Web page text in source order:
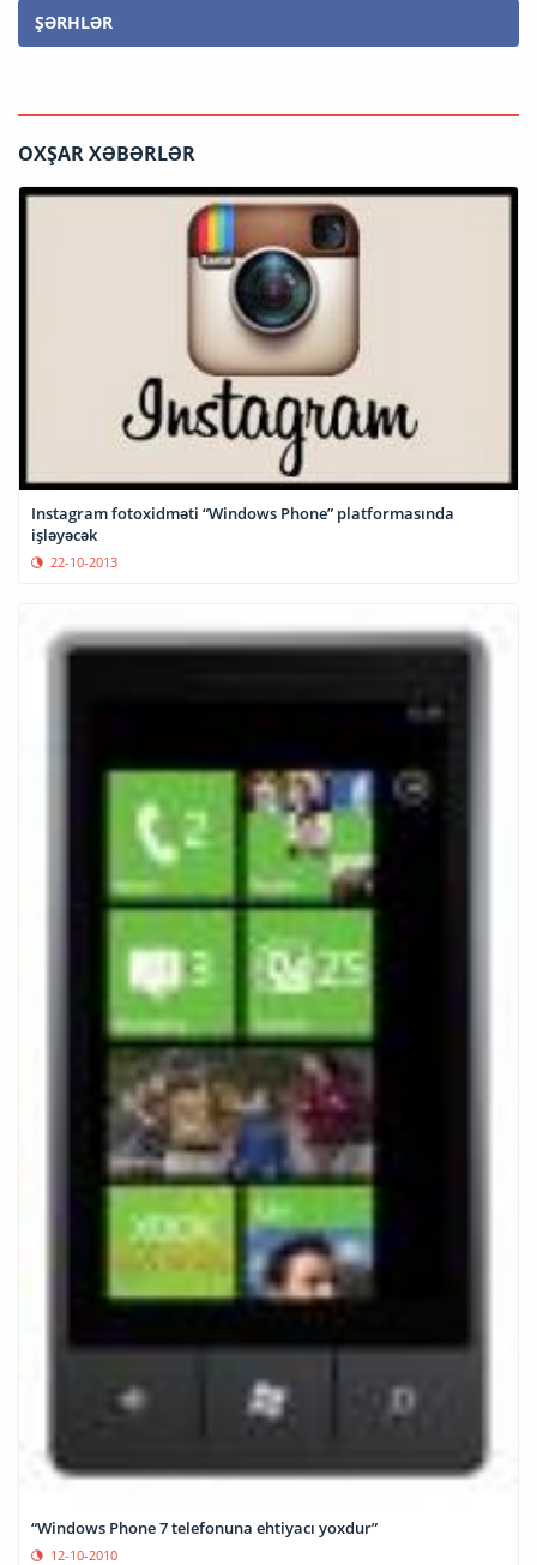
ŞƏRHLƏR
OXŞAR XƏBƏRLƏR
Instagram fotoxidməti “Windows Phone” platformasında
işləyəcək
22-10-2013
“Windows Phone 7 telefonuna ehtiyacı yoxdur”
12-10-2010